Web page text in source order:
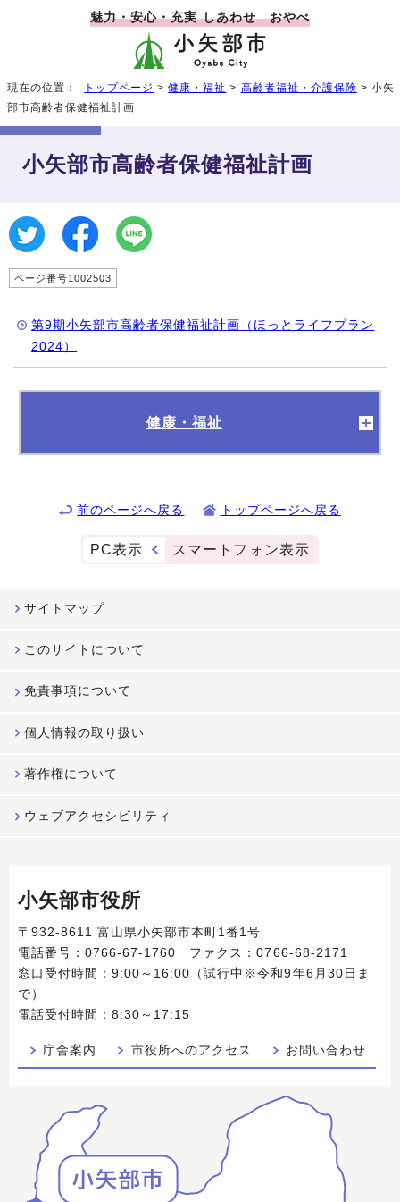
魅力・安心・充実 しあわせ おやべ
現在の位置： トップページ >健康・福祉 > 高齢者福祉・介護保険 > 小矢
部市高齢者保健福祉計画
小矢部市高齢者保健福祉計画
ページ番号1002503
第9期小矢部市高齢者保健福祉計画（ほっとライフプラン
2024）
健康・福祉
前のページへ戻る トップページへ戻る
PC表示 スマートフォン表示
サイトマップ
このサイトについて
免責事項について
個人情報の取り扱い
著作権について
ウェブアクセシビリティ
小矢部市役所
〒932-8611 富山県小矢部市本町1番1号
電話番号：0766-67-1760 ファクス：0766-68-2171
窓口受付時間：9:00～16:00（試行中※令和9年6月30日ま
で）
電話受付時間：8:30～17:15
庁舎案内 市役所へのアクセス お問い合わせ